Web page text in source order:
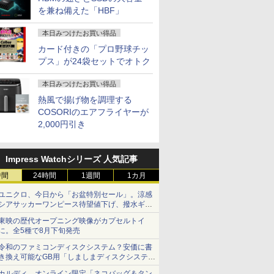
を兼ね備えた「HBF」
本日みつけたお買い得品
カード付きの「プロ野球チッ
プス」が24袋セットでオトク
本日みつけたお買い得品
熱風で揚げ物を調理する
COSORIのエアフライヤーが
2,000円引き
Impress Watchシリーズ 人気記事
24時間 1週間 1カ月
ニクロ、今日から「お盆特別セール」。涼感
アサッカーワンピース待望値下げ、撥水ギア
ョーツは1990円に
映の歴代オープニング映像がカプセルトイ
。全5種で8月下旬発売
和のファミコンディスクシステム？安価に書
換え可能なGB用「しましまディスクシステ
」